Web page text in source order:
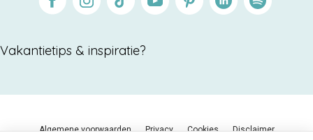
Vakantietips & inspiratie?
Algemene voorwaarden Privacy Cookies Disclaimer